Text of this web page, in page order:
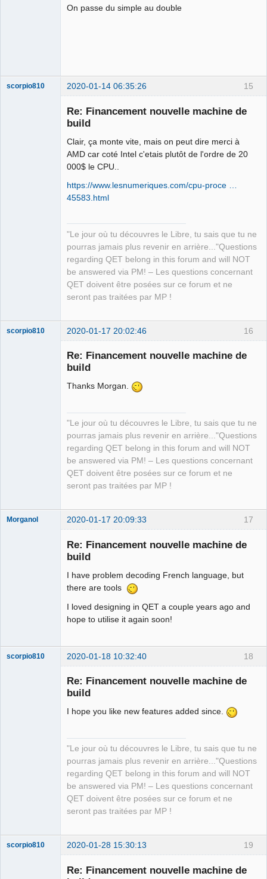
On passe du simple au double
15
scorpio810 2020-01-14 06:35:26
Re: Financement nouvelle machine de
build
Clair, ça monte vite, mais on peut dire merci à
AMD car coté Intel c'etais plutôt de l'ordre de 20
000$ le CPU..
https://www.lesnumeriques.com/cpu-proce …
45583.html
"Le jour où tu découvres le Libre, tu sais que tu ne
pourras jamais plus revenir en arrière..."Questions
regarding QET belong in this forum and will NOT
be answered via PM! – Les questions concernant
QET doivent être posées sur ce forum et ne
seront pas traitées par MP !
16
scorpio810 2020-01-17 20:02:46
Re: Financement nouvelle machine de
build
Thanks Morgan.
"Le jour où tu découvres le Libre, tu sais que tu ne
pourras jamais plus revenir en arrière..."Questions
regarding QET belong in this forum and will NOT
be answered via PM! – Les questions concernant
QET doivent être posées sur ce forum et ne
seront pas traitées par MP !
17
Morganol 2020-01-17 20:09:33
Re: Financement nouvelle machine de
build
I have problem decoding French language, but
there are tools
I loved designing in QET a couple years ago and
hope to utilise it again soon!
18
scorpio810 2020-01-18 10:32:40
Re: Financement nouvelle machine de
build
I hope you like new features added since.
"Le jour où tu découvres le Libre, tu sais que tu ne
pourras jamais plus revenir en arrière..."Questions
regarding QET belong in this forum and will NOT
be answered via PM! – Les questions concernant
QET doivent être posées sur ce forum et ne
seront pas traitées par MP !
19
scorpio810 2020-01-28 15:30:13
Re: Financement nouvelle machine de